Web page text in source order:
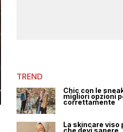
TREND
Chic con le
migliori opzioni
correttamente
La skincare
che devi sapere